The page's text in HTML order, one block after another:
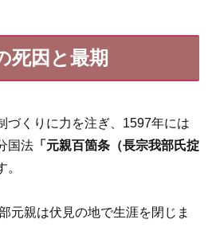
死因と最期
づくりに力を注ぎ、1597年には
国法 「元親百箇条（長宗我部氏掟
元親は伏見の地で生涯を閉じま